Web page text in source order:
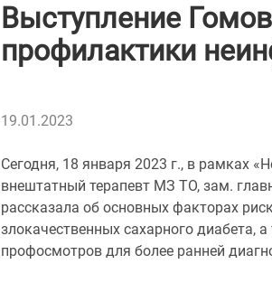
Выступление
профилактики
19.01.2023
Сегодня, 18 января 2023 г., в рамках
внештатный терапевт МЗ ТО, зам.
рассказала об основных факторах
злокачественных сахарного диабета,
профосмотров для более ранней